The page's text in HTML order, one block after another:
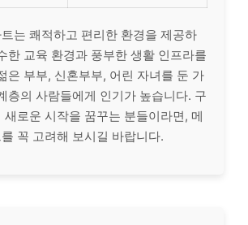
는 쾌적하고 편리한 환경을 제공하
한 교육 환경과 풍부한 생활 인프라를
은 부부, 신혼부부, 어린 자녀를 둔 가
층의 사람들에게 인기가 높습니다. 구
새로운 시작을 꿈꾸는 분들이라면, 메
꼭 고려해 보시길 바랍니다.